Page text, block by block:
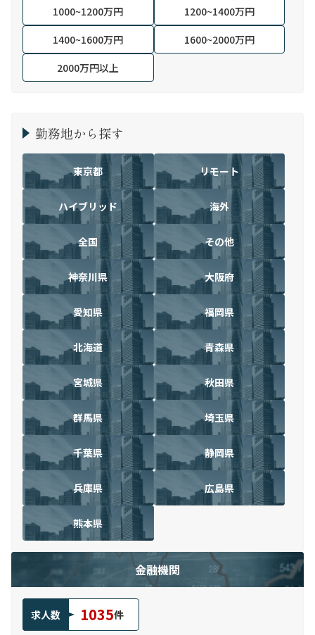
1000~1200万円
1200~1400万円
1400~1600万円
1600~2000万円
2000万円以上
勤務地から探す
東京都 リモート
ハイブリッド 海外
全国 その他
神奈川県 大阪府
愛知県 福岡県
北海道 青森県
宮城県 秋田県
群馬県 埼玉県
千葉県 静岡県
兵庫県 広島県
熊本県
金融機関
求人数 1035件